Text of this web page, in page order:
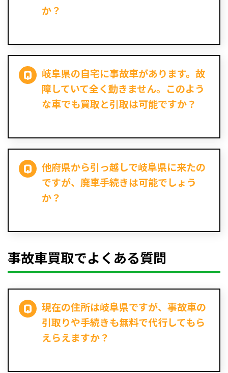
か？
岐阜県の自宅に事故車があります。故
障していて全く動きません。このよう
な車でも買取と引取は可能ですか？
他府県から引っ越しで岐阜県に来たの
ですが、廃車手続きは可能でしょう
か？
事故車買取でよくある質問
現在の住所は岐阜県ですが、事故車の
引取りや手続きも無料で代行してもら
えらえますか？